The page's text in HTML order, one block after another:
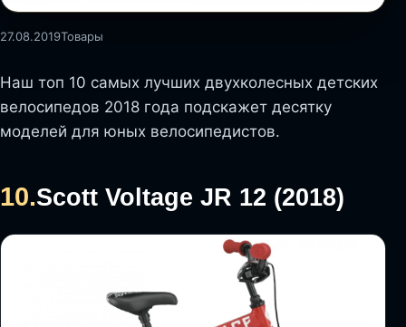
27.08.2019Товары
Наш топ 10 самых лучших двухколесных детских
велосипедов 2018 года подскажет десятку
моделей для юных велосипедистов.
10.Scott Voltage JR 12 (2018)